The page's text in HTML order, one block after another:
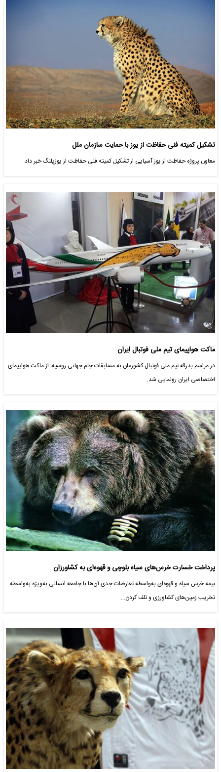
تشکیل کمیته فنی حفاظت از یوز با حمایت سازمان ملل
معاون پروژه حفاظت از یوز آسیایی از تشکیل کمیته فنی حفاظت از یوزپلنگ خبر داد.
ماکت هواپیمای تیم ملی فوتبال ایران
در مراسم بدرقه تیم ملی فوتبال کشورمان به مسابقات جام جهانی روسیه،‌ از ماکت هواپیمای
اختصاصی ایران رونمایی شد.
پرداخت خسارت خرس‌های سیاه بلوچی و قهوه‌ای به کشاورزان
بیمه خرس سیاه و قهوه‌ای به‌واسطه تعارضات جدی آن‌ها با جامعه انسانی به‌ویژه به‌واسطه
تخریب زمین‌های کشاورزی و تلف کردن…